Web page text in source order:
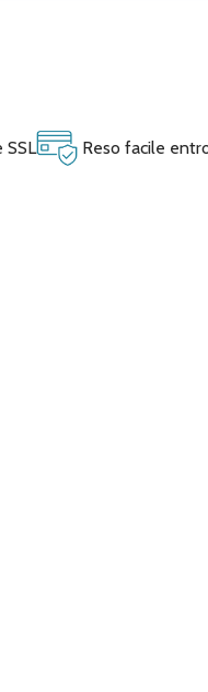
SSL Reso facile